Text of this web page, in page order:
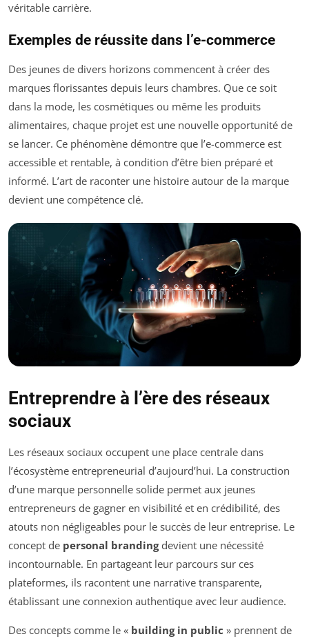
véritable carrière.
Exemples de réussite dans l’e-commerce
Des jeunes de divers horizons commencent à créer des
marques florissantes depuis leurs chambres. Que ce soit
dans la mode, les cosmétiques ou même les produits
alimentaires, chaque projet est une nouvelle opportunité de
se lancer. Ce phénomène démontre que l’e-commerce est
accessible et rentable, à condition d’être bien préparé et
informé. L’art de raconter une histoire autour de la marque
devient une compétence clé.
Entreprendre à l’ère des réseaux
sociaux
Les réseaux sociaux occupent une place centrale dans
l’écosystème entrepreneurial d’aujourd’hui. La construction
d’une marque personnelle solide permet aux jeunes
entrepreneurs de gagner en visibilité et en crédibilité, des
atouts non négligeables pour le succès de leur entreprise. Le
concept de personal brandingdevient une nécessité
incontournable. En partageant leur parcours sur ces
plateformes, ils racontent une narrative transparente,
établissant une connexion authentique avec leur audience.
Des concepts comme le « building in public » prennent de